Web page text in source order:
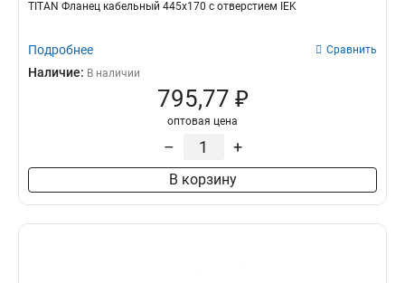
TITAN Фланец кабельный 445х170 с отверстием IEK
Подробнее Сравнить
Наличие: В наличии
795,77 ₽
оптовая цена
– +
В корзину